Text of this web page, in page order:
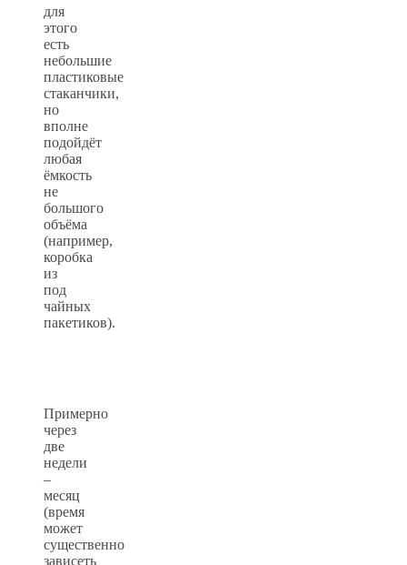
для
этого
есть
небольшие
пластиковые
стаканчики,
но
вполне
подойдёт
любая
ёмкость
не
большого
объёма
(например,
коробка
из
под
чайных
пакетиков).
Примерно
через
две
недели
–
месяц
(время
может
существенно
зависеть